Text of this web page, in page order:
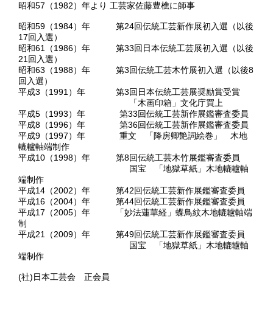
昭和57（1982）年より 工芸家佐藤豊樵に師事
昭和59（1984）年 第24回伝統工芸新作展初入選（以後
17回入選）
昭和61（1986）年 第33回日本伝統工芸展初入選（以後
21回入選）
昭和63（1988）年 第3回伝統工芸木竹展初入選（以後8
回入選）
平成3（1991）年 第3回日本伝統工芸展奨励賞受賞
「木画印箱」文化庁買上
平成5（1993）年 第33回伝統工芸新作展鑑審査委員
平成8（1996）年 第36回伝統工芸新作展鑑審査委員
平成9（1997）年 重文 「降房卿艶詞絵巻」 木地
轆轤軸端制作
平成10（1998）年 第8回伝統工芸木竹展鑑審査委員
国宝 「地獄草紙」木地轆轤軸
端制作
平成14（2002）年 第42回伝統工芸新作展鑑審査委員
平成16（2004）年 第44回伝統工芸新作展鑑審査委員
平成17（2005）年 「妙法蓮華経」蝶鳥紋木地轆轤軸端
制
平成21（2009）年 第49回伝統工芸新作展鑑審査委員
国宝 「地獄草紙」木地轆轤軸
端制作
(社)日本工芸会 正会員